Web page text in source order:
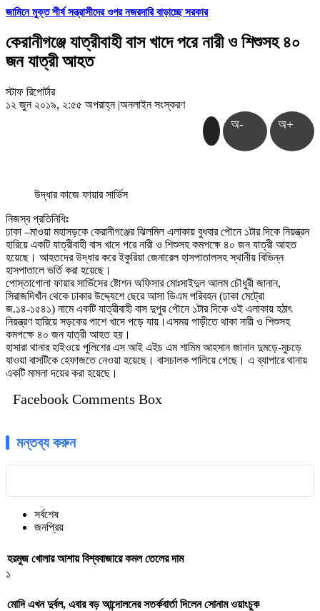
জামিনে মুক্ত শীর্ষ সন্ত্রাসীদের ওপর নজরদারি বাড়াচ্ছে সরকার
কেরানীগঞ্জে যাত্রীবাহী বাস খাদে পরে নারী ও শিশুসহ ৪০
জন যাত্রী আহত
স্টাফ রিপোর্টার
১২ জুন ২০১৯, ২:৫৫ অপরাহ্ন |অনলাইন সংস্করণ
অ- অ+
উদ্ধার কাজে ফায়ার সার্ভিস
নিজস্ব প্রতিনিধিঃ
ঢাকা –মাওয়া মহাসড়কে কেরানীগঞ্জের ঝিলমিল এলাকায় বুধবার পৌনে ১টার দিকে নিয়ন্ত্রন
হারিয়ে একটি যাত্রীবাহী বাস খাদে পরে নারী ও শিশুসহ কমপক্ষে ৪০ জন যাত্রী আহত
হয়েছে। আহতদের উদ্ধার করে ইকুরিয়া জেনারেল হাসপাতালসহ স্থানীয় বিভিন্ন
হাসপাতালে ভর্তি করা হয়েছে।
পোস্তাগোলা ফায়ার সার্ভিসের ষ্টোশন অফিসার মোঃসাইদুল আলম চৌধুরী জানান,
সিরাজদিখাঁন থেকে ঢাকার উদ্দ্যেশে ছেরে আসা ডিএম পরিবহন (ঢাকা মেট্রো
জ.১৪-১৫৪১) নামে একটি যাত্রীবাহী বাস দুপুর পৌনে ১টার দিকে ওই এলাকায় হঠাৎ
নিয়ন্ত্রণ হারিয়ে সড়কের পাশে খাদে পড়ে যায়।এসময় গাড়ীতে থাকা নারী ও শিশুসহ
কমপক্ষে ৪০ জন যাত্রী আহত হয়।
হাসারা থানার হাইওয়ে পুলিশের এস আই এইচ এম শামিম আহসান জানান দুমড়ে-মুচড়ে
যাওয়া বাসটিকে হেফাজতে নেওয়া হয়েছে। বাসচালক পালিয়ে গেছে। এ ব্যাপারে থানায়
একটি মামলা দয়ের করা হয়েছে।
Facebook Comments Box
মন্তব্য করুন
সর্বশেষ
জনপ্রিয়
হরমুজ খোলার আশায় বিশ্ববাজারে কমল তেলের দাম
১
মোদি এখন দুর্বল, এবার বড় আন্দোলনের সতর্কবার্তা দিলেন সোনাম ওয়াংচুক